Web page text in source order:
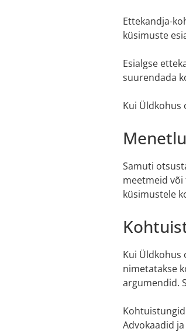
Ettekandja-
küsimuste
Esialgse
suurendada
Kui Üldkohus
Samuti
meetmeid
küsimustele
Kui
nimetatakse
argumendid.
Advokaadid